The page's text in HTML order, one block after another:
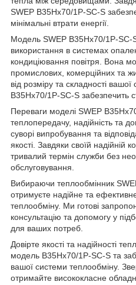
SWEP B35Hx70/1P-SC-S
мінімальні втрати енергії.
Модель SWEP B35Hx70/1P-SC-
використання в системах
кондиціювання повітря. Вона
промислових, комерційних та
від розміру та складності
B35Hx70/1P-SC-S забезпечить
Переваги моделі SWEP
теплопередачу, надійність та
суворі випробування та
якості. Завдяки своїй надійній
тривалий термін служби без
обслуговування.
Вибираючи теплообмінник
отримуєте надійне та
теплообміну. Ми готові
консультацію та допомогу у
для ваших потреб.
Довірте якості та надійності
модель B35Hx70/1P-SC-S та
вашої системи теплообміну.
отримайте висококласне